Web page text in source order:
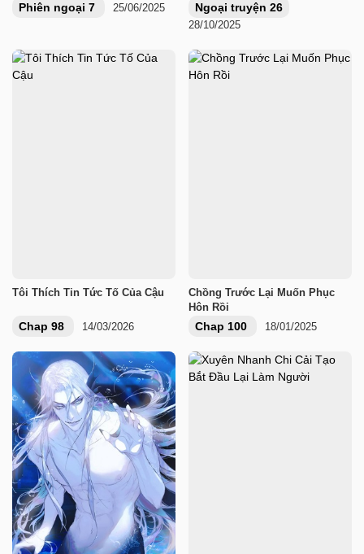
Phiên ngoại 7 25/06/2025 Ngoại truyện 26
28/10/2025
Tôi Thích Tin Tức Tố Của Cậu
Chap 98 14/03/2026
Chồng Trước Lại Muốn Phục
Hôn Rồi
Chap 100 18/01/2025